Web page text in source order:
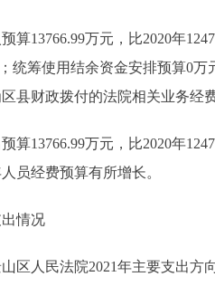
13766.99万元，比2020年
统筹使用结余资金安排预算0万
县财政拨付的法院相关业务经
13766.99万元，比2020年
员经费预算有所增长。
情况
人民法院2021年主要支出方